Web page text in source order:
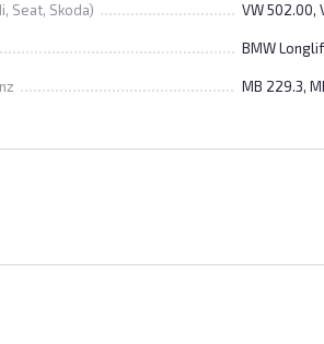
Seat, Skoda) VW 502.00,
BMW
MB 229.3,